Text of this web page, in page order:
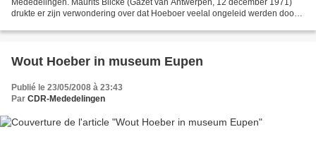
drukte er zijn verwondering over dat Hoeboer veelal ongeleid werden door
Wout Hoeber in museum Eupen
Publié le 23/05/2008 à 23:43
Par CDR-Mededelingen